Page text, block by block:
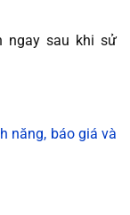
ngay sau khi sử
năng, báo giá và